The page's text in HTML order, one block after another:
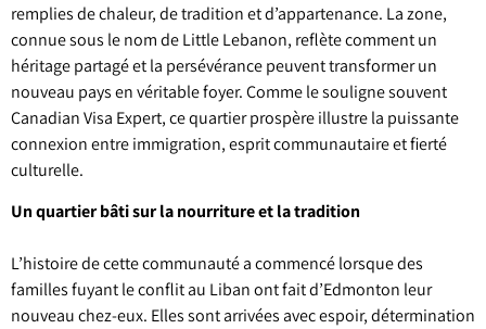
remplies de chaleur, de tradition et d’appartenance. La zone,
connue sous le nom de Little Lebanon, reflète comment un
héritage partagé et la persévérance peuvent transformer un
nouveau pays en véritable foyer. Comme le souligne souvent
Canadian Visa Expert, ce quartier prospère illustre la puissante
connexion entre immigration, esprit communautaire et fierté
culturelle.
Un quartier bâti sur la nourriture et la tradition
L’histoire de cette communauté a commencé lorsque des
familles fuyant le conflit au Liban ont fait d’Edmonton leur
nouveau chez-eux. Elles sont arrivées avec espoir, détermination